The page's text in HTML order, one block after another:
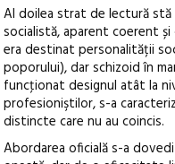
Al doilea strat de lectură stă
socialistă, aparent coerent
era destinat personalității
poporului), dar schizoid în
funcţionat designul atât la
profesioniştilor, s-a
distincte care nu au coincis.
Abordarea oficială s-a